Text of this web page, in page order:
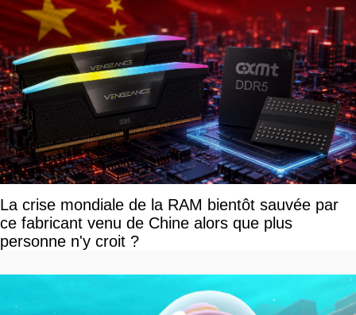
La crise mondiale de la RAM bientôt sauvée par
ce fabricant venu de Chine alors que plus
personne n'y croit ?